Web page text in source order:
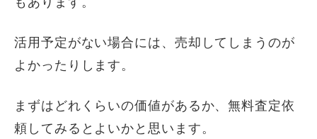
活用予定がない場合には、売却してしまうのが
よかったりします。
まずはどれくらいの価値があるか、無料査定依
頼してみるとよいかと思います。